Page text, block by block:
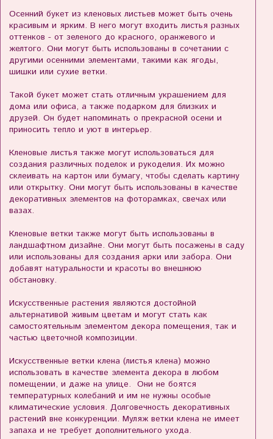
Осенний букет из кленовых листьев может быть очень
красивым и ярким. В него могут входить листья разных
оттенков - от зеленого до красного, оранжевого и
желтого. Они могут быть использованы в сочетании с
другими осенними элементами, такими как ягоды,
шишки или сухие ветки.
Такой букет может стать отличным украшением для
дома или офиса, а также подарком для близких и
друзей. Он будет напоминать о прекрасной осени и
приносить тепло и уют в интерьер.
Кленовые листья также могут использоваться для
создания различных поделок и рукоделия. Их можно
склеивать на картон или бумагу, чтобы сделать картину
или открытку. Они могут быть использованы в качестве
декоративных элементов на фоторамках, свечах или
вазах.
Кленовые ветки также могут быть использованы в
ландшафтном дизайне. Они могут быть посажены в саду
или использованы для создания арки или забора. Они
добавят натуральности и красоты во внешнюю
обстановку.
Искусственные растения являются достойной
альтернативой живым цветам и могут стать как
самостоятельным элементом декора помещения, так и
частью цветочной композиции.
Искусственные ветки клена (листья клена) можно
использовать в качестве элемента декора в любом
помещении, и даже на улице. Они не боятся
температурных колебаний и им не нужны особые
климатические условия. Долговечность декоративных
растений вне конкуренции. Муляж ветки клена не имеет
запаха и не требует дополнительного ухода.